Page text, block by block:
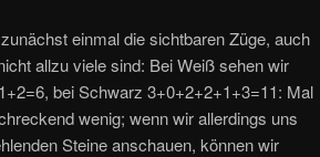
einmal die sichtbaren Züge, auch
allzu viele sind: Bei Weiß sehen wir
bei Schwarz 3+0+2+2+1+3=11: Mal
wenig; wenn wir allerdings uns
Steine anschauen, können wir